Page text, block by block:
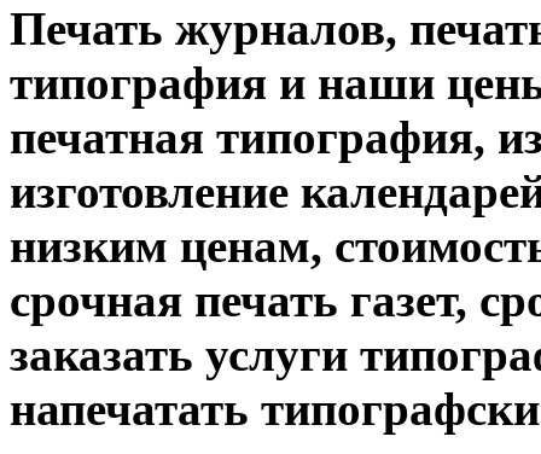
Печать журналов,
типография и наши
печатная типография,
изготовление
низким ценам,
срочная печать газет,
заказать услуги
напечатать